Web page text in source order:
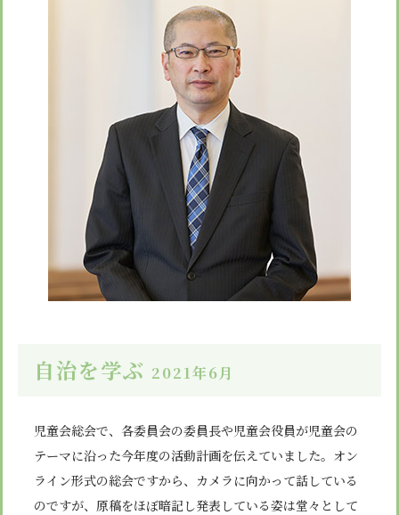
通学用ランドセルについて
follow us
自治を学ぶ 2021年6月
児童会総会で、各委員会の委員長や児童会役員が児童会の
テーマに沿った今年度の活動計画を伝えていました。オン
ライン形式の総会ですから、カメラに向かって話している
のですが、原稿をほぼ暗記し発表している姿は堂々として